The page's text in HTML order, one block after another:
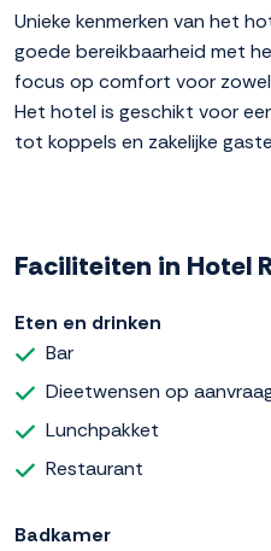
Unieke kenmerken van het
goede bereikbaarheid met
focus op comfort voor
Het hotel is geschikt voor
tot koppels en zakelijke
Faciliteiten in Hotel
Eten en drinken
Bar
Dieetwensen op
Lunchpakket
Restaurant
Badkamer